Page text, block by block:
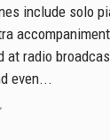
include solo
at radio
even...